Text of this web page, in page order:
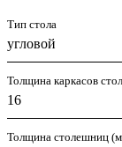
Тип стола
угловой
Толщина каркасов
16
Толщина столешниц